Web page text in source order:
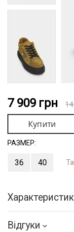
7 909 грн
Купити
РАЗМЕР:
36 40
Відгуки